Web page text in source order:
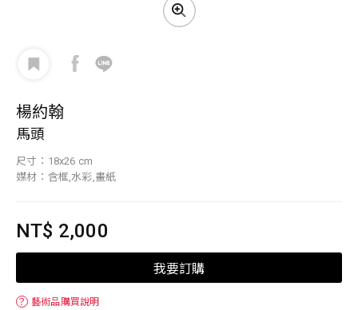
楊約翰
馬頭
尺寸：18x26 cm
媒材：含框,水彩,畫紙
NT$ 2,000
我要訂購
？ 藝術品購買說明